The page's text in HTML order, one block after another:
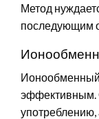
Метод
последующим
Ионообменный
эффективным.
употреблению,